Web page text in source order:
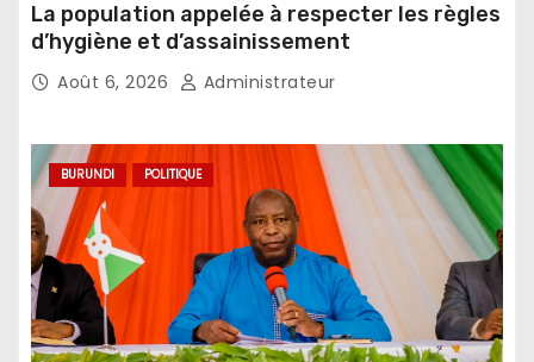
La population appelée à respecter les règles
d’hygiène et d’assainissement
Août 6, 2026 Administrateur
BURUNDI POLITIQUE